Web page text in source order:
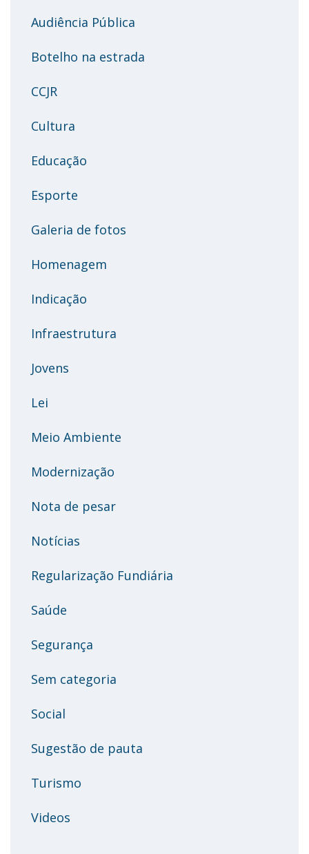
Audiência Pública
Botelho na estrada
CCJR
Cultura
Educação
Esporte
Galeria de fotos
Homenagem
Indicação
Infraestrutura
Jovens
Lei
Meio Ambiente
Modernização
Nota de pesar
Notícias
Regularização Fundiária
Saúde
Segurança
Sem categoria
Social
Sugestão de pauta
Turismo
Videos